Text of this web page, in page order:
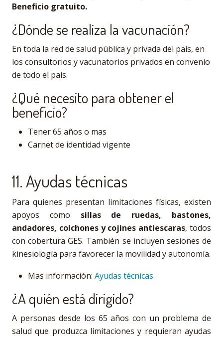
Beneficio gratuito.
¿Dónde se realiza la vacunación?
En toda la red de salud pública y privada del país, en
los consultorios y vacunatorios privados en convenio
de todo el país.
¿Qué necesito para obtener el
beneficio?
Tener 65 años o mas
Carnet de identidad vigente
11. Ayudas técnicas
Para quienes presentan limitaciones físicas, existen
apoyos como sillas de ruedas, bastones,
andadores, colchones y cojines antiescaras, todos
con cobertura GES. También se incluyen sesiones de
kinesiología para favorecer la movilidad y autonomía.
Mas información: Ayudas técnicas
¿A quién está dirigido?
A personas desde los 65 años con un problema de
salud que produzca limitaciones y requieran ayudas